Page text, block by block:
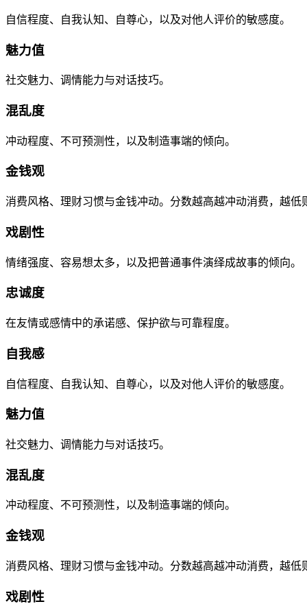
自信程度、自我认知、自尊心，以及对他人评价的敏感度。
魅力值
社交魅力、调情能力与对话技巧。
混乱度
冲动程度、不可预测性，以及制造事端的倾向。
金钱观
消费风格、理财习惯与金钱冲动。分数越高越冲动消费，越低
戏剧性
情绪强度、容易想太多，以及把普通事件演绎成故事的倾向。
忠诚度
在友情或感情中的承诺感、保护欲与可靠程度。
自我感
自信程度、自我认知、自尊心，以及对他人评价的敏感度。
魅力值
社交魅力、调情能力与对话技巧。
混乱度
冲动程度、不可预测性，以及制造事端的倾向。
金钱观
消费风格、理财习惯与金钱冲动。分数越高越冲动消费，越低
戏剧性